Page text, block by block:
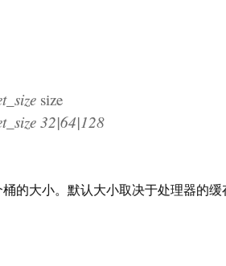
size
32|64|128
的大小。默认大小取决于处理器的缓